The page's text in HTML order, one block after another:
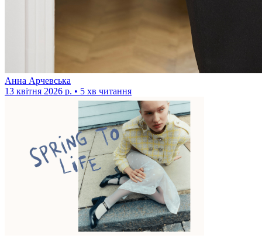
Анна Арчевська
13 квітня 2026 р. • 5 хв читання